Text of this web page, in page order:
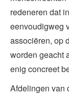
redeneren dat
eenvoudigweg
associëren, op
worden geacht
enig concreet
Afdelingen van